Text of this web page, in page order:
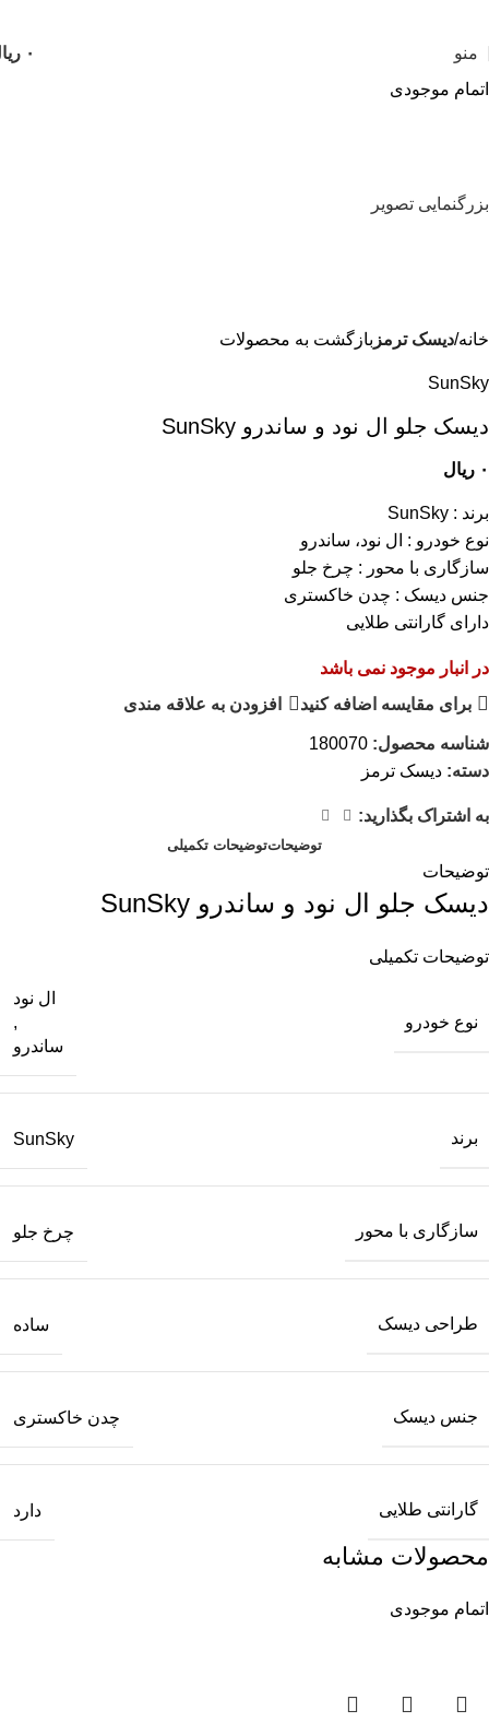
منو ۰
اتمام موجودی
بزرگنمایی تصویر
خانه دیسک ترمز بازگشت به محصولات
SunSky
ديسک جلو ال نود و ساندرو SunSky
۰ ریال
برند : SunSky
نوع خودرو : ال نود، ساندرو
سازگاری با محور : چرخ جلو
جنس دیسک : چدن خاکستری
دارای گارانتی طلایی
در انبار موجود نمی باشد
برای مقایسه اضافه کنید
افزودن به علاقه مندی
شناسه محصول: 180070
دسته: دیسک ترمز
به اشتراک بگذارید:
توضیحاتتوضیحات تکمیلی
توضیحات
ديسک جلو ال نود و ساندرو SunSky
توضیحات تکمیلی
نوع خودرو
ال نود
,
ساندرو
برند SunSky
سازگاری با محور چرخ جلو
طراحی دیسک ساده
جنس دیسک چدن خاکستری
گارانتی طلایی دارد
محصولات مشابه
اتمام موجودی